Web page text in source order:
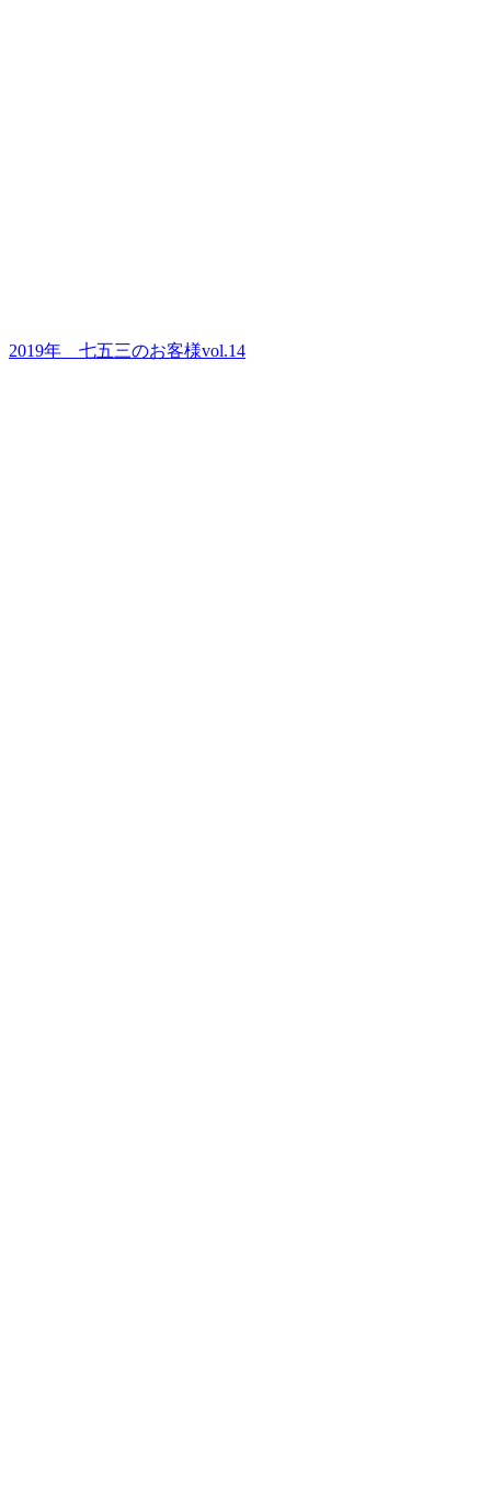
2019年＿七五三のお客様vol.14